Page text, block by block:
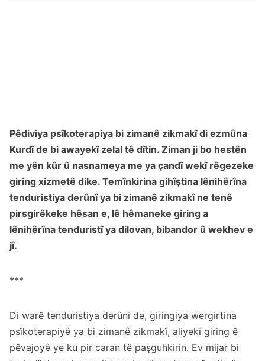
Pêdiviya psîkoterapiya bi zimanê zikmakî di ezmûna
Kurdî de bi awayekî zelal tê dîtin. Ziman ji bo hestên
me yên kûr û nasnameya me ya çandî wekî rêgezeke
giring xizmetê dike. Temînkirina gihîştina lênihêrîna
tenduristiya derûnî ya bi zimanê zikmakî ne tenê
pirsgirêkeke hêsan e, lê hêmaneke giring a
lênihêrîna tenduristî ya dilovan, bibandor û wekhev e
jî.
***
Di warê tenduristiya derûnî de, giringiya wergirtina
psîkoterapiyê ya bi zimanê zikmakî, aliyekî giring ê
pêvajoyê ye ku pir caran tê paşguhkirin. Ev mijar bi